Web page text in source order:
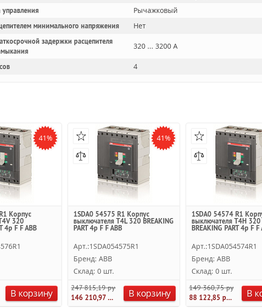
управления Рычажковый
минимального напряжения Нет
задержки расцепителя
320 ... 3200 А
4
41%
Корпус
320
4p F F ABB
В корзину
41%
1SDA0 54575 R1 Корпус
выключателя T4L 320 BREAKING
PART 4p F F ABB
Арт.:1SDA054575R1
Бренд: ABB
Склад: 0 шт.
247 815,19 руб.
146 210,97 руб.
В корзину
1SDA0 54574 R1
выключателя T4H 320
BREAKING PART 4p F F
Арт.:1SDA054574R1
Бренд: ABB
Склад: 0 шт.
149 360,75 руб.
88 122,85 руб.
В